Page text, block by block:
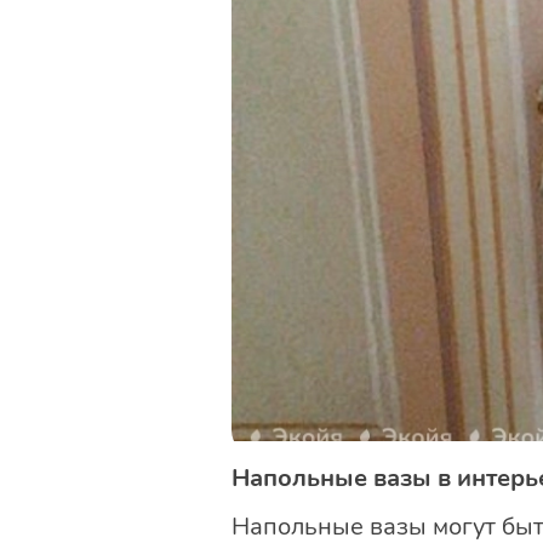
Напольные вазы в
Напольные вазы могут